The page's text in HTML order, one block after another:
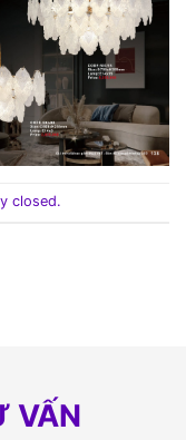
closed.
VẤN